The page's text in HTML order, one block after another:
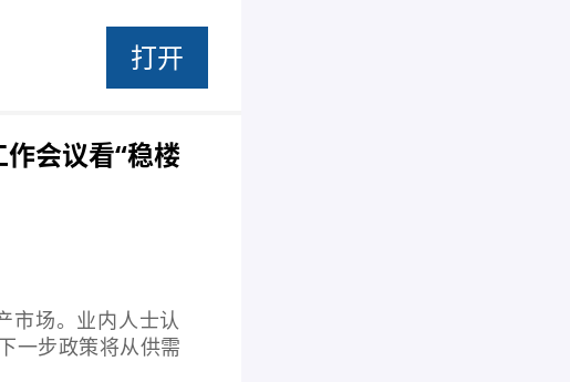
打开
作会议看“稳楼
市场。业内人士认
一步政策将从供需